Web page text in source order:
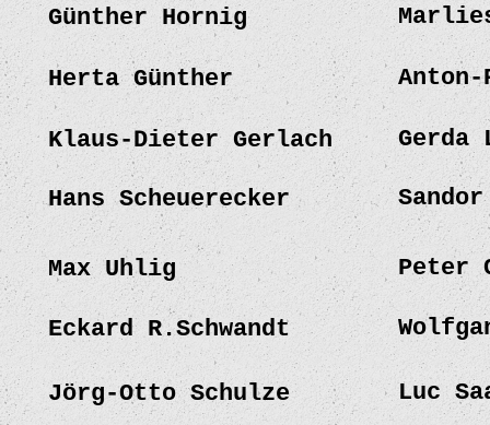
Günther Hornig
Herta Günther
Klaus-Dieter Gerlach
Hans Scheuerecker
Max Uhlig
Eckard R.Schwandt
Jörg-Otto Schulze
Anton-
Gerda
Peter
Luc